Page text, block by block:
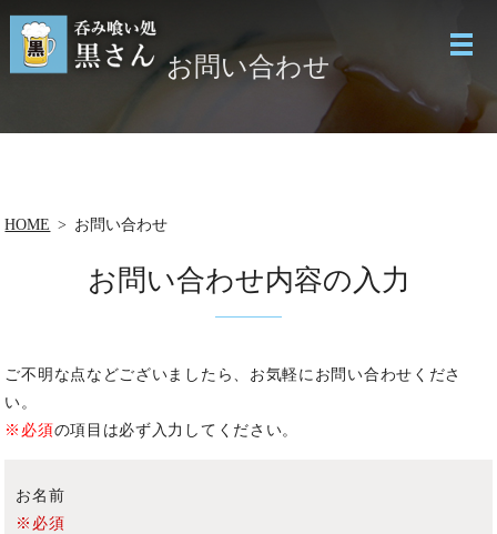
お問い合わせ
HOME お問い合わせ
お問い合わせ内容の入力
ご不明な点などございましたら、お気軽にお問い合わせくださ
い。
※必須の項目は必ず入力してください。
お名前
※必須